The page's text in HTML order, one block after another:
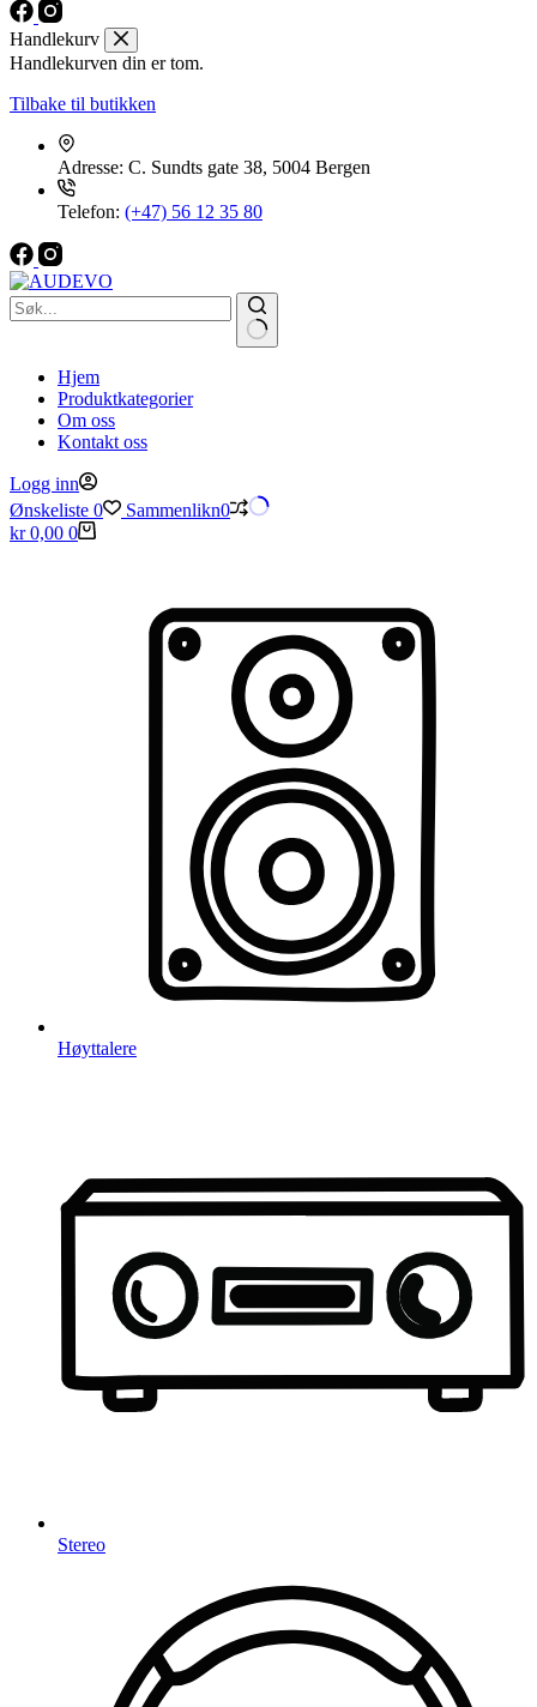
Handlekurv
Handlekurven din er tom.
Tilbake til butikken
Adresse: C. Sundts gate 38, 5004 Bergen
Telefon: (+47) 56 12 35 80
Hjem
Produktkategorier
Om oss
Kontakt oss
Logg inn
Ønskeliste 0 Sammenlikn0
Handlekurv
kr0,00 0
Høyttalere
Stereo